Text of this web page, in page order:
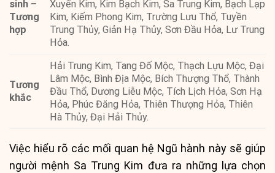
sinh –
Tương
hợp
Xuyến Kim, Kim Bạch Kim, Sa Trung Kim, Bạch Lạp
Kim, Kiếm Phong Kim, Trường Lưu Thổ, Tuyền
Trung Thủy, Giản Hạ Thủy, Sơn Đầu Hỏa, Lư Trung
Hỏa.
Tương
khắc
Hải Trung Kim, Tang Đố Mộc, Thạch Lựu Mộc, Đại
Lâm Mộc, Bình Địa Mộc, Bích Thượng Thổ, Thành
Đầu Thổ, Dương Liễu Mộc, Tích Lịch Hỏa, Sơn Hạ
Hỏa, Phúc Đăng Hỏa, Thiên Thượng Hỏa, Thiên
Hà Thủy, Đại Hải Thủy.
Việc hiểu rõ các mối quan hệ Ngũ hành này sẽ giúp
người mệnh Sa Trung Kim đưa ra những lựa chọn